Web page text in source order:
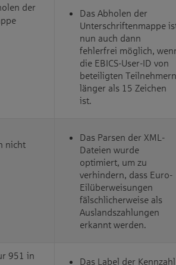
der
Das Abholen der
Unterschriftenmappe
nun auch dann
fehlerfrei möglich,
die EBICS-User-ID von
beteiligten Teilnehmern
länger als 15 Zeichen
ist.
nicht
Das Parsen der XML-
Dateien wurde
optimiert, um zu
verhindern, dass Euro-
Eilüberweisungen
fälschlicherweise als
Auslandszahlungen
erkannt werden.
951 in
Das Label der Kennzahl